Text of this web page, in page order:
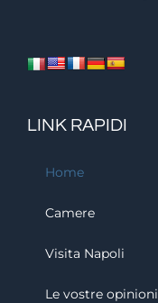
LINK RAPIDI
Home
Camere
Visita Napoli
Le vostre opinioni